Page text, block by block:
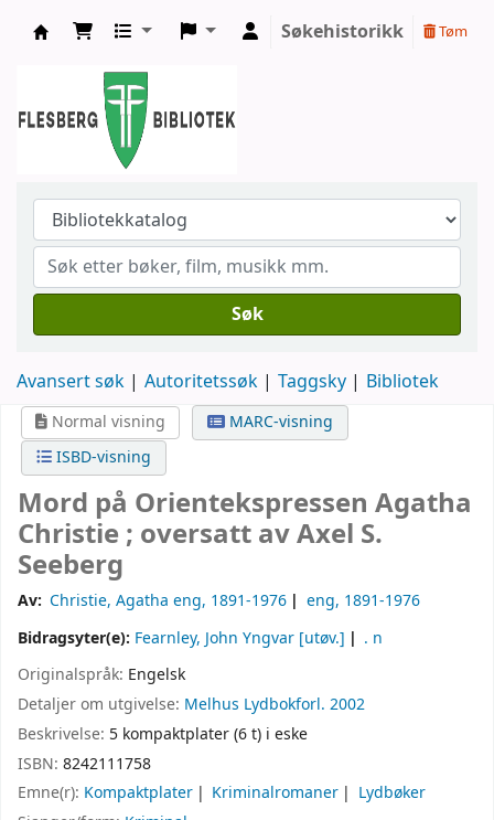
Søkehistorikk Tøm
Søk
Avansert søk Autoritetssøk Taggsky Bibliotek
Normal visning
MARC-visning
ISBD-visning
Mord på Orientekspressen Agatha
Christie ; oversatt av Axel S.
Seeberg
Av: Christie, Agatha eng, 1891-1976 eng, 1891-1976
Bidragsyter(e): Fearnley, John Yngvar [utøv.]
. n
Originalspråk: Engelsk
Detaljer om utgivelse: Melhus Lydbokforl. 2002
Beskrivelse: 5 kompaktplater (6 t) i eske
ISBN: 8242111758
Emne(r): Kompaktplater Kriminalromaner
Lydbøker